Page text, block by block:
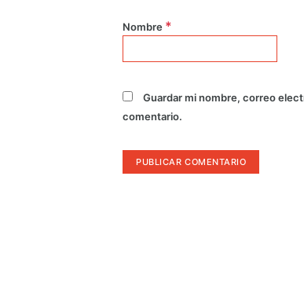
Nombre *
Guardar mi nombre, correo
comentario.